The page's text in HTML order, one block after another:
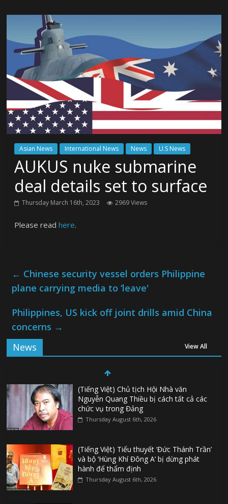
Asian News International News News U.S News
AUKUS nuke submarine
deal details set to surface
Thursday March 16th, 2023 2969 Views
Please readhere.
← Chinese security vessel orders Philippine
plane carrying media to ‘leave'
Philippines, US kick off joint drills amid China
concerns →
News
View All
(Tiếng Việt) Chủ tịch Hội Nhà văn
Nguyễn Quang Thiều bị cách tất cả các
chức vụ trong Đảng
Thursday August 6th, 2026
(Tiếng Việt) Tiểu thuyết ‘Đức Thánh Trần’
và bộ ‘Hùng Khí Đông A’ bị dừng phát
hành để thẩm định
Thursday August 6th, 2026